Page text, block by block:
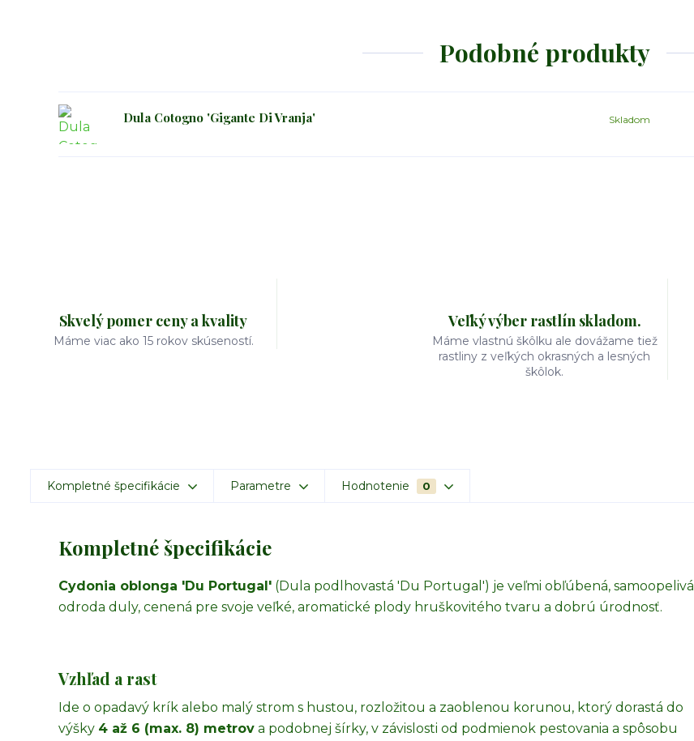
Podobné produkty
Dula Cotogno 'Gigante Di Vranja' Skladom
Skvelý pomer ceny a kvality
Máme viac ako 15 rokov skúseností.
Veľký výber rastlín skladom.
Máme vlastnú škôlku ale dovážame tiež
rastliny z veľkých okrasných a lesných
škôlok.
Kompletné špecifikácie Parametre Hodnotenie 0
Kompletné špecifikácie
Cydonia oblonga 'Du Portugal' (Dula podlhovastá 'Du Portugal') je veľmi obľúbená, samoopelivá
odroda duly, cenená pre svoje veľké, aromatické plody hruškovitého tvaru a dobrú úrodnosť.
Vzhľad a rast
Ide o opadavý krík alebo malý strom s hustou, rozložitou a zaoblenou korunou, ktorý dorastá do
výšky 4 až 6 (max. 8) metrov a podobnej šírky, v závislosti od podmienok pestovania a spôsobu